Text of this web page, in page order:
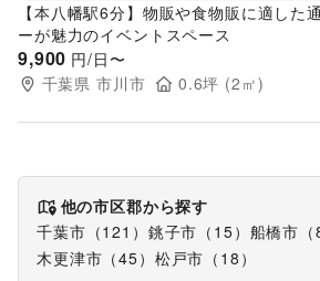
【本八幡駅6分】物販や食物販に適した
ーが魅力のイベントスペース
9,900 円/日〜
千葉県 市川市 0.6坪 (2 ㎡)
他の市区郡から探す
千葉市 （121 ） 銚子市 （ 15） 船橋市 （
木更津市 （45） 松戸市 （ 18 ）